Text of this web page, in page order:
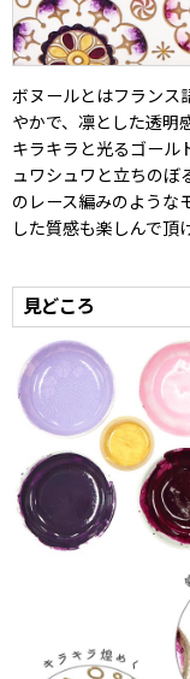
ボヌールとはフランス
やかで、凛とした透明
キラキラと光るゴール
ュワシュワと立ちのぼ
のレース編みのような
した質感も楽しんで頂
見どころ